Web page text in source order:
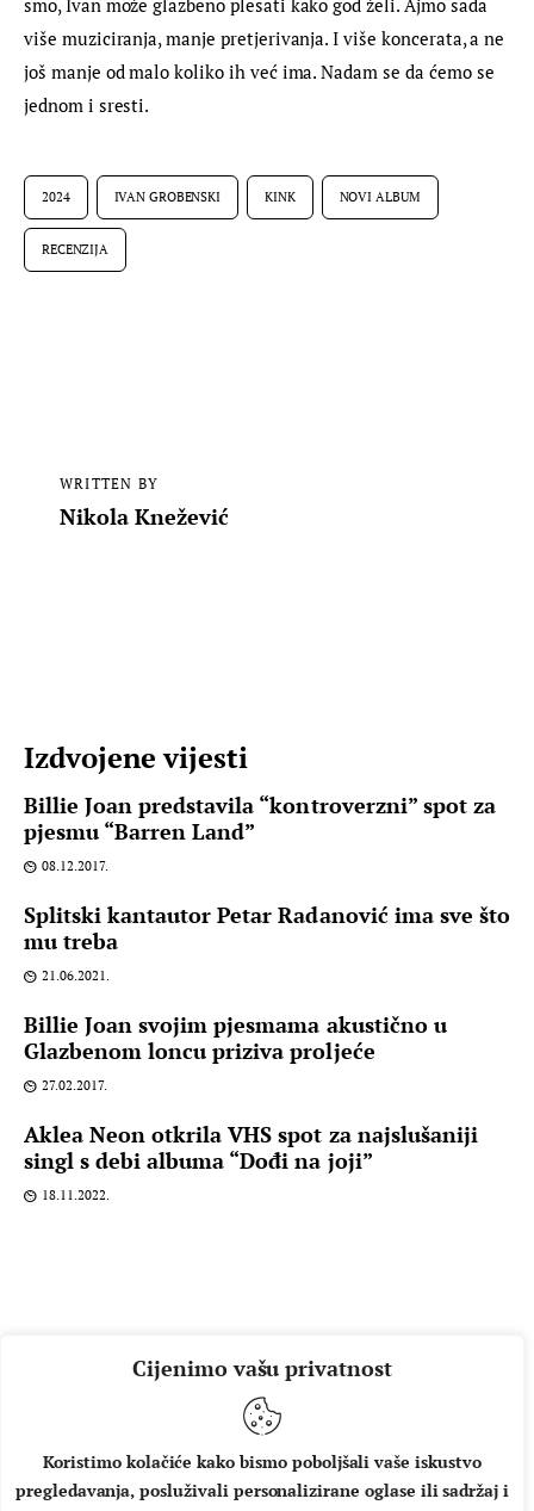
Cijenimo vašu privatnost
Koristimo kolačiće kako bismo poboljšali vaše iskustvo
pregledavanja, posluživali personalizirane oglase ili sadržaj i
više muziciranja, manje pretjerivanja. I više koncerata, a ne
još manje od malo koliko ih već ima. Nadam se da ćemo se
jednom i sresti.
2024 IVAN GROBENSKI KINK NOVI ALBUM
RECENZIJA
WRITTEN BY
Nikola Knežević
Izdvojene vijesti
Billie Joan predstavila “kontroverzni” spot za
pjesmu “Barren Land”
08.12.2017.
Splitski kantautor Petar Radanović ima sve što
mu treba
21.06.2021.
Billie Joan svojim pjesmama akustično u
Glazbenom loncu priziva proljeće
27.02.2017.
Aklea Neon otkrila VHS spot za najslušaniji
singl s debi albuma “Dođi na joji”
18.11.2022.
O NAMA IMPRESSUM UVJETI KORIŠTENJA